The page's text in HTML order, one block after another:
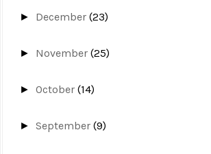
► December(23)
► November(25)
►October(14)
►September(9)